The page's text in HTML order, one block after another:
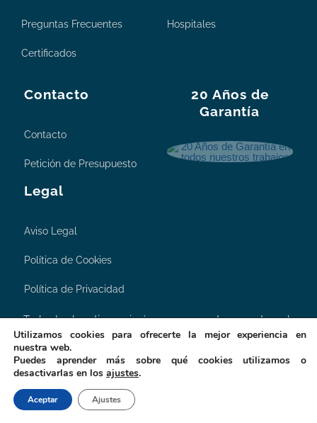
Preguntas Frecuentes Hospitales
Contacto
Petición de Presupuesto
Legal
Política de Cookies
Política de Privacidad
20 Años de
Todos los logotipos e imágenes expuestas en esta web
Utilizamos cookies para ofrecerte la mejor experiencia en
nuestra web.
Puedes aprender más sobre qué cookies utilizamos o
desactivarlas en los ajustes.
Aceptar Ajustes